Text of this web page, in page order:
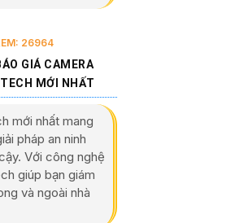
26964
GIÁ CAMERA
MỚI NHẤT
mới nhất mang
pháp an ninh
Với công nghệ
giúp bạn giám
và ngoài nhà